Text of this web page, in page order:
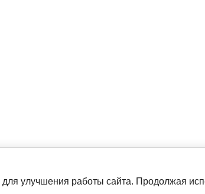
улучшения работы сайта. Продолжая